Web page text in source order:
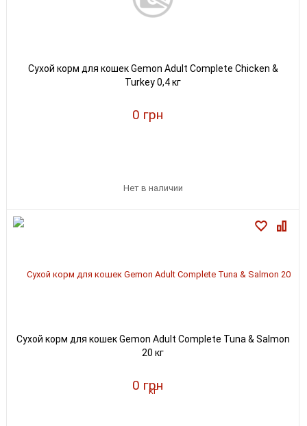
Сухой корм для кошек Gemon Adult Complete Chicken &
Turkey 0,4 кг
0 грн
Нет в наличии
Сухой корм для кошек Gemon Adult Complete Tuna & Salmon
20 кг
0 грн